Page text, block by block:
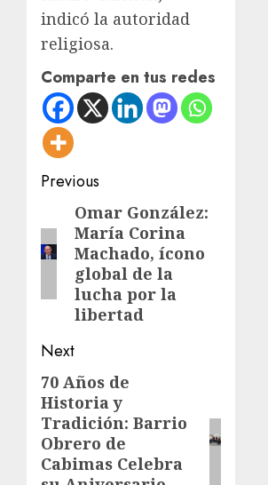
indicó la autoridad
religiosa.
Comparte en tus redes
Post
navigation
Previous
Previous
post:
Omar González:
María Corina
Machado, ícono
global de la
lucha por la
libertad
Next
Next
post:
70 Años de
Historia y
Tradición: Barrio
Obrero de
Cabimas Celebra